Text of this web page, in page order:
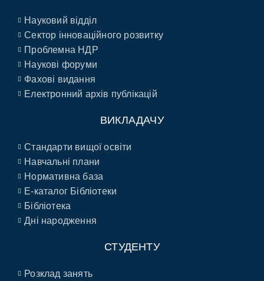
Науковий відділ
Сектор інноваційного розвитку
Проблемна НДР
Наукові форуми
Фахові видання
Електронний архів публікацій
ВИКЛАДАЧУ
Стандарти вищої освіти
Навчальні плани
Нормативна база
E-каталог Бібліотеки
Бібліотека
Дні народження
СТУДЕНТУ
Розклад занять